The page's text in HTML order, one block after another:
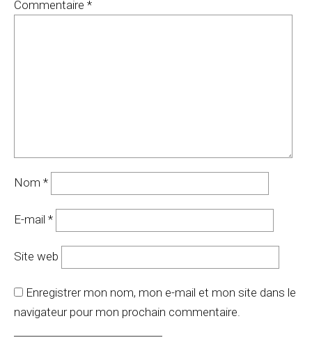
Commentaire *
Nom *
E-mail *
Site web
Enregistrer mon nom, mon e-mail et mon site dans le
navigateur pour mon prochain commentaire.